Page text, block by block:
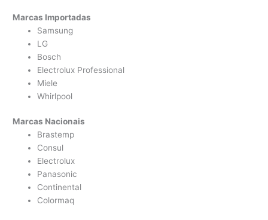
Marcas Importadas
Samsung
LG
Bosch
Electrolux Professional
Miele
Whirlpool
Marcas Nacionais
Brastemp
Consul
Electrolux
Panasonic
Continental
Colormaq